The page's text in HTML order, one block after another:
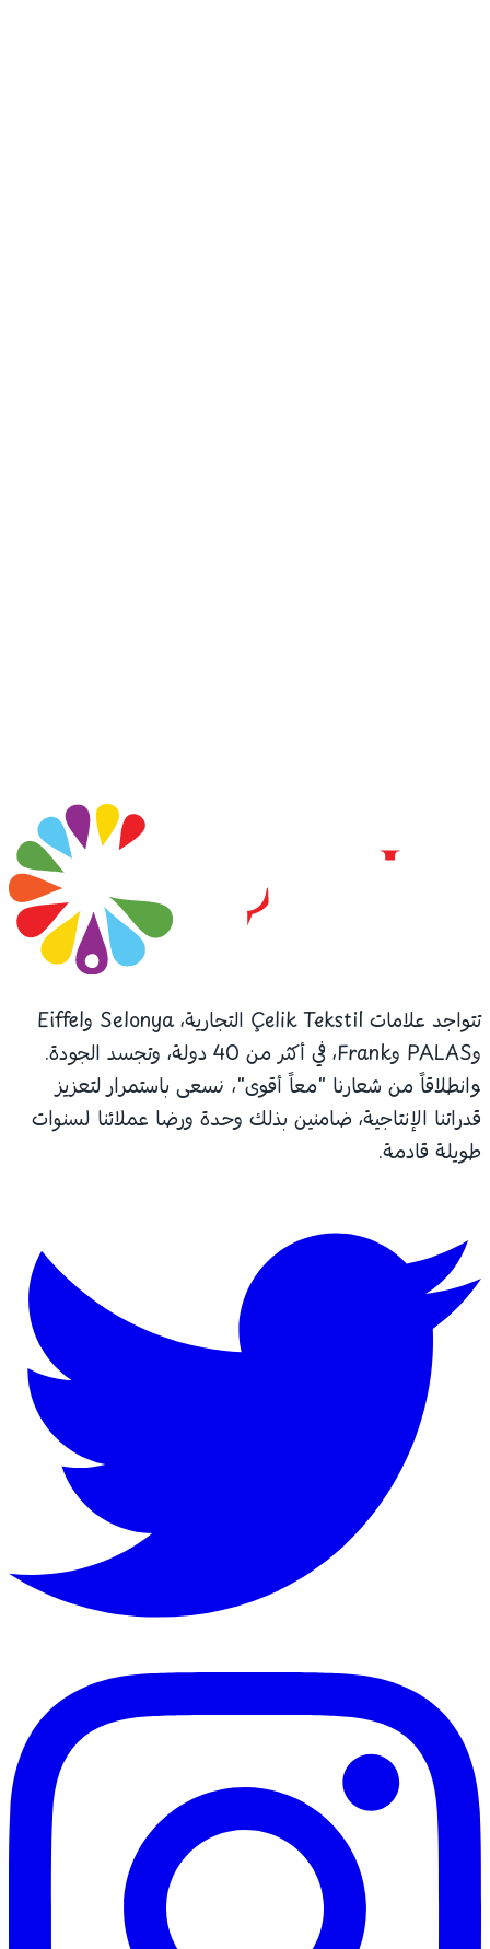
تتواجد علامات Çelik Tekstil التجارية، Selonya وEiffel
وPALAS وFrank، في أكثر من 40 دولة، وتجسد الجودة.
وانطلاقاً من شعارنا "معاً أقوى"، نسعى باستمرار لتعزيز
قدراتنا الإنتاجية، ضامنين بذلك وحدة ورضا عملائنا لسنوات
طويلة قادمة.